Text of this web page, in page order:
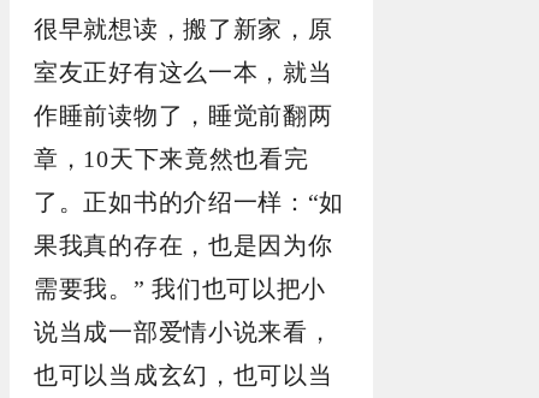
很早就想读，搬了新家，原
室友正好有这么一本，就当
作睡前读物了，睡觉前翻两
章，10天下来竟然也看完
了。正如书的介绍一样：“如
果我真的存在，也是因为你
需要我。” 我们也可以把小
说当成一部爱情小说来看，
也可以当成玄幻，也可以当